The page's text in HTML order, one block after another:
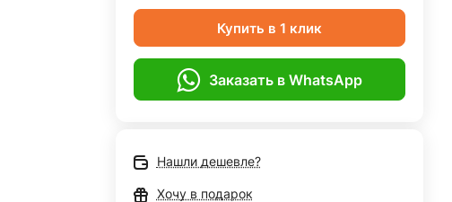
Купить в 1 клик
Заказать в WhatsApp
Нашли дешевле?
Хочу в подарок